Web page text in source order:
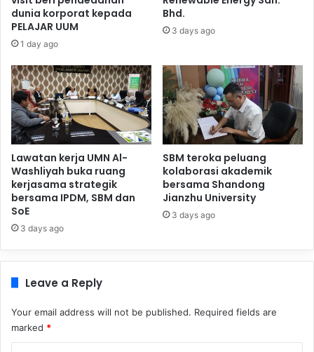
dunia korporat kepada
PELAJAR UUM
1 day ago
Bhd.
3 days ago
Lawatan kerja UMN Al-
Washliyah buka ruang
kerjasama strategik
bersama IPDM, SBM dan
SoE
3 days ago
SBM teroka peluang
kolaborasi akademik
bersama Shandong
Jianzhu University
3 days ago
Leave a Reply
Your email address will not be published. Required fields are
marked *